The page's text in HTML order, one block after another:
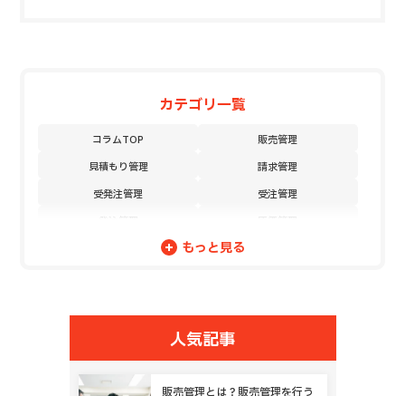
カテゴリ一覧
コラムTOP
販売管理
見積もり管理
請求管理
受発注管理
受注管理
契約管理
未収金管理
債権管理
サブスクリプション販売管理
もっと見る
人気記事
販売管理とは？販売管理を行う